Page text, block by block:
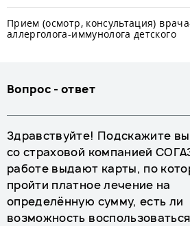
Прием (осмотр, консультация)
аллерголога-иммунолога детского
Вопрос - ответ
Здравствуйте! Подскажите
со страховой компанией
работе выдают карты, по
пройти платное лечение на
определённую сумму, есть ли
возможность